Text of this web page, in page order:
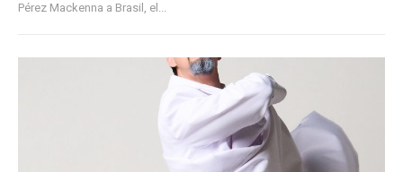
Pérez Mackenna a Brasil, el...